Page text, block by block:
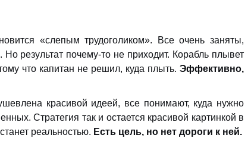
«слепым трудоголиком». Все очень заняты,
результат почему-то не приходит. Корабль плывет
что капитан не решил, куда плыть. Эффективно,
красивой идеей, все понимают, куда нужно
Стратегия так и остается красивой картинкой в
реальностью. Есть цель, но нет дороги к ней.